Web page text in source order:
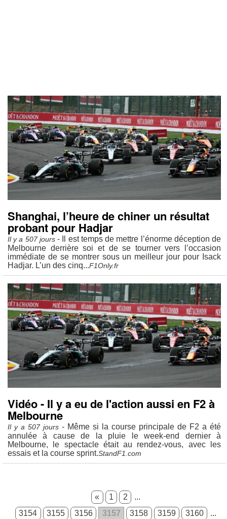
Shanghai, l’heure de chiner un résultat
probant pour Hadjar
Il y a 507 jours- Il est temps de mettre l’énorme déception de
Melbourne derrière soi et de se tourner vers l’occasion
immédiate de se montrer sous un meilleur jour pour Isack
Hadjar. L’un des cinq...F1Only.fr
Vidéo - Il y a eu de l'action aussi en F2 à
Melbourne
Il y a 507 jours - Même si la course principale de F2 a été
annulée à cause de la pluie le week-end dernier à
Melbourne, le spectacle était au rendez-vous, avec les
essais et la course sprint.StandF1.com
« 1 2
...
3154
3155 3156 3157 3158 3159 3160
...